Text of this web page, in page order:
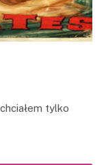
tylko